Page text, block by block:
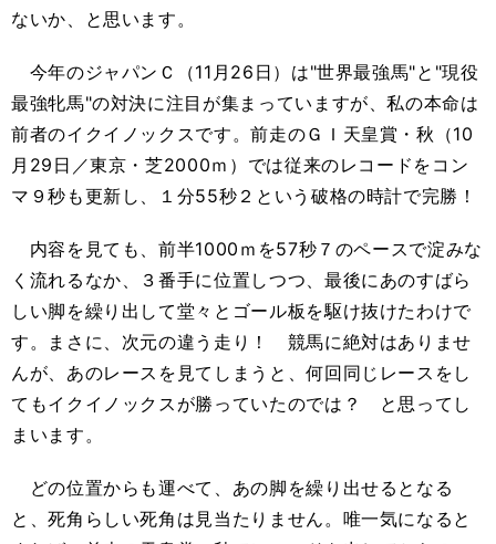
ないか、と思います。
今年のジャパンＣ（11月26日）は"世界最強馬"と"現役
最強牝馬"の対決に注目が集まっていますが、私の本命は
前者のイクイノックスです。前走のＧＩ天皇賞・秋（10
月29日／東京・芝2000ｍ）では従来のレコードをコン
マ９秒も更新し、１分55秒２という破格の時計で完勝！
内容を見ても、前半1000ｍを57秒７のペースで淀みな
く流れるなか、３番手に位置しつつ、最後にあのすばら
しい脚を繰り出して堂々とゴール板を駆け抜けたわけで
す。まさに、次元の違う走り！ 競馬に絶対はありませ
んが、あのレースを見てしまうと、何回同じレースをし
てもイクイノックスが勝っていたのでは？ と思ってし
まいます。
どの位置からも運べて、あの脚を繰り出せるとなる
と、死角らしい死角は見当たりません。唯一気になると